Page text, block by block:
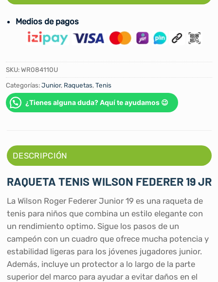
Medios de pagos
SKU:WR084110U
Categorías:Junior, Raquetas,Tenis
¿Tienes alguna duda? Aquí te ayudamos 😉
DESCRIPCIÓN
RAQUETA TENIS WILSON FEDERER 19 JR
La Wilson Roger Federer Junior 19 es una raqueta de
tenis para niños que combina un estilo elegante con
un rendimiento optimo. Sigue los pasos de un
campeón con un cuadro que ofrece mucha potencia y
estabilidad ligeras para los jóvenes jugadores junior.
Además, incluye un protector a lo largo de la parte
superior del marco para ayudar a evitar daños en el